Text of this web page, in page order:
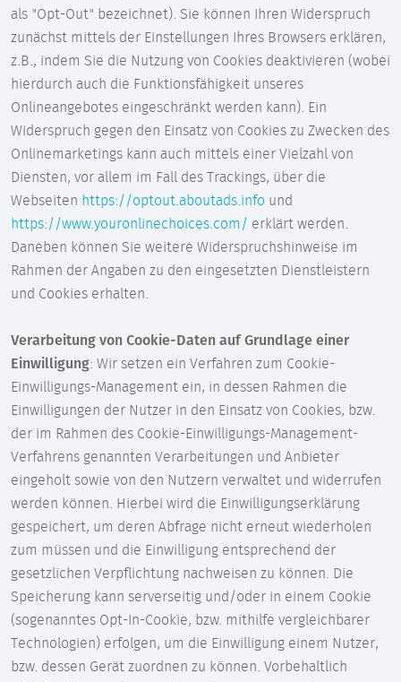
als "Opt-Out" bezeichnet). Sie können Ihren Widerspruch
zunächst mittels der Einstellungen Ihres Browsers erklären,
z.B., indem Sie die Nutzung von Cookies deaktivieren (wobei
hierdurch auch die Funktionsfähigkeit unseres
Onlineangebotes eingeschränkt werden kann). Ein
Widerspruch gegen den Einsatz von Cookies zu Zwecken des
Onlinemarketings kann auch mittels einer Vielzahl von
Diensten, vor allem im Fall des Trackings, über die
Webseiten https://optout.aboutads.info und
https://www.youronlinechoices.com/ erklärt werden.
Daneben können Sie weitere Widerspruchshinweise im
Rahmen der Angaben zu den eingesetzten Dienstleistern
und Cookies erhalten.
Verarbeitung von Cookie-Daten auf Grundlage einer
Einwilligung: Wir setzen ein Verfahren zum Cookie-
Einwilligungs-Management ein, in dessen Rahmen die
Einwilligungen der Nutzer in den Einsatz von Cookies, bzw.
der im Rahmen des Cookie-Einwilligungs-Management-
Verfahrens genannten Verarbeitungen und Anbieter
eingeholt sowie von den Nutzern verwaltet und widerrufen
werden können. Hierbei wird die Einwilligungserklärung
gespeichert, um deren Abfrage nicht erneut wiederholen
zum müssen und die Einwilligung entsprechend der
gesetzlichen Verpflichtung nachweisen zu können. Die
Speicherung kann serverseitig und/oder in einem Cookie
(sogenanntes Opt-In-Cookie, bzw. mithilfe vergleichbarer
Technologien) erfolgen, um die Einwilligung einem Nutzer,
bzw. dessen Gerät zuordnen zu können. Vorbehaltlich